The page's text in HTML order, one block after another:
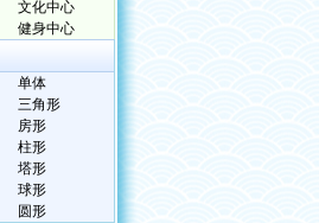
文化中心
健身中心
单体
三角形
房形
柱形
塔形
球形
圆形